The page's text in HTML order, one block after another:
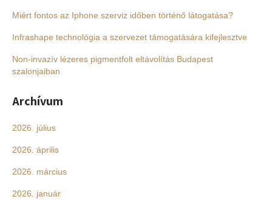
Miért fontos az Iphone szerviz időben történő látogatása?
Infrashape technológia a szervezet támogatására kifejlesztve
Non-invazív lézeres pigmentfolt eltávolítás Budapest
szalonjaiban
Archívum
2026. július
2026. április
2026. március
2026. január